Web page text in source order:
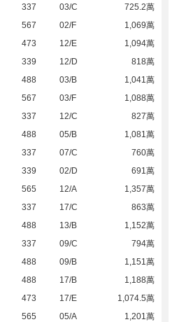
337 03/C
725.2萬
567 02/F
1,069萬
473 12/E
1,094萬
339 12/D
818萬
488 03/B
1,041萬
567 03/F
1,088萬
337 12/C
827萬
488 05/B
1,081萬
337 07/C
760萬
339 02/D
691萬
565 12/A
1,357萬
337 17/C
863萬
488 13/B
1,152萬
337 09/C
794萬
488 09/B
1,151萬
488 17/B
1,188萬
473 17/E
1,074.5萬
565 05/A
1,201萬